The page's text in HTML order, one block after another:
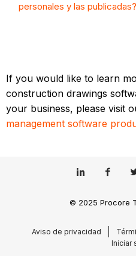
personales y las publicadas?
If you would like to learn
construction drawings
your business, please visit
management software
© 2025 Procore
Aviso de privacidad
Iniciar